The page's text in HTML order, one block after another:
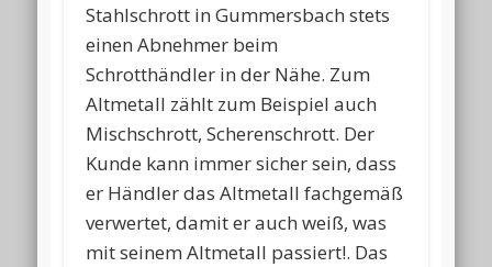
Stahlschrott in Gummersbach stets
einen Abnehmer beim
Schrotthändler in der Nähe. Zum
Altmetall zählt zum Beispiel auch
Mischschrott, Scherenschrott. Der
Kunde kann immer sicher sein, dass
er Händler das Altmetall fachgemäß
verwertet, damit er auch weiß, was
mit seinem Altmetall passiert!. Das